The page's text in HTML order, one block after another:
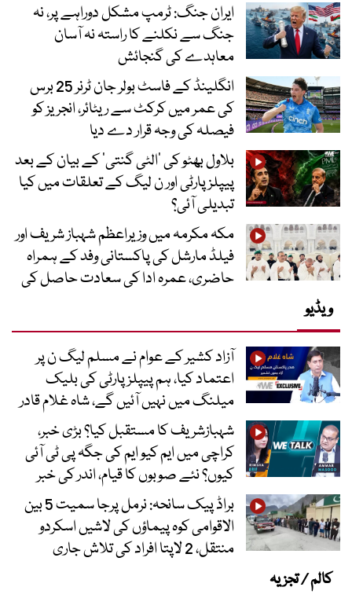
ایران جنگ: ٹرمپ مشکل دوراہے پر، نہ
جنگ سے نکلنے کا راستہ نہ آسان
معاہدے کی گنجائش
انگلینڈ کے فاسٹ بولر جان ٹرنر 25 برس
کی عمر میں کرکٹ سے ریٹائر، انجریز کو
فیصلہ کی وجہ قرار دے دیا
بلاول بھٹو کی ’الٹی گنتی‘ کے بیان کے بعد
پیپلز پارٹی اور ن لیگ کے تعلقات میں کیا
تبدیلی آئی؟
مکہ مکرمہ میں وزیراعظم شہباز شریف اور
فیلڈ مارشل کی پاکستانی وفد کے ہمراہ
حاضری، عمرہ ادا کی سعادت حاصل کی
ویڈیو
آزاد کشیر کے عوام نے مسلم لیگ ن پر
اعتماد کیا، ہم پیپلز پارٹی کی بلیک
میلنگ میں نہیں آئیں گے، شاہ غلام قادر
شہبازشریف کا مستقبل کیا؟ بڑی خبر،
کراچی میں ایم کیو ایم کی جگہ پی ٹی آئی
کیوں؟ نئے صوبوں کا قیام، اندر کی خبر
براڈ پیک سانحہ: نرمل پرجا سمیت 5 بین
الاقوامی کوہ پیماؤں کی لاشیں اسکردو
منتقل، 2 لاپتا افراد کی تلاش جاری
کالم / تجزیہ